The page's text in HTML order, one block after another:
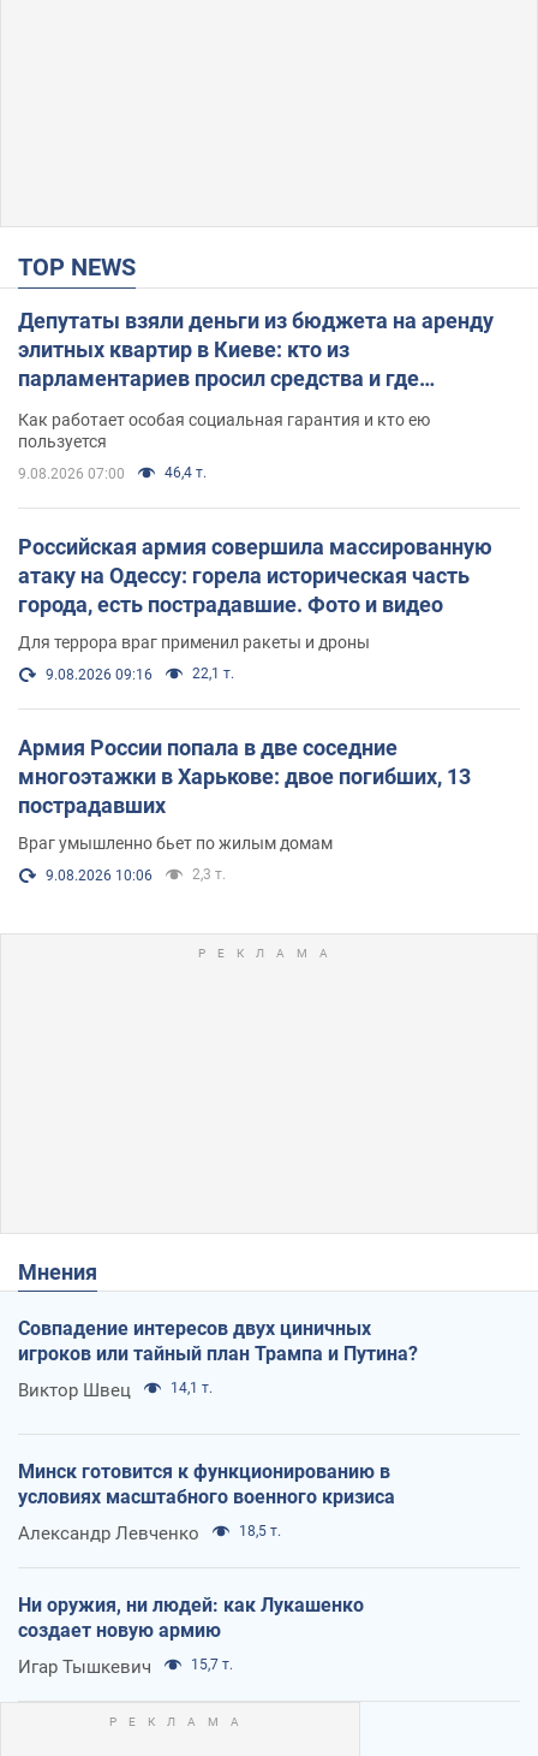
TOP NEWS
Депутаты взяли деньги из бюджета на аренду
элитных квартир в Киеве: кто из
парламентариев просил средства и где
поселился
Как работает особая социальная гарантия и кто ею
пользуется
9.08.2026 07:00 46,4 т.
Российская армия совершила массированную
атаку на Одессу: горела историческая часть
города, есть пострадавшие. Фото и видео
Для террора враг применил ракеты и дроны
9.08.2026 09:16 22,1 т.
Армия России попала в две соседние
многоэтажки в Харькове: двое погибших, 13
пострадавших
Враг умышленно бьет по жилым домам
9.08.2026 10:06 2,3 т.
Мнения
Совпадение интересов двух циничных
игроков или тайный план Трампа и Путина?
Виктор Швец 14,1 т.
Минск готовится к функционированию в
условиях масштабного военного кризиса
Александр Левченко 18,5 т.
Ни оружия, ни людей: как Лукашенко
создает новую армию
Игар Тышкевич 15,7 т.